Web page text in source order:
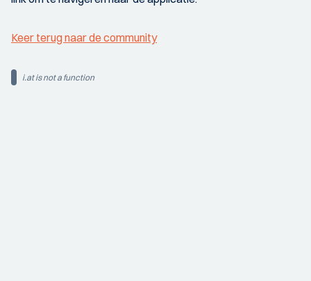
Keer terug naar de community
i.at is not a function